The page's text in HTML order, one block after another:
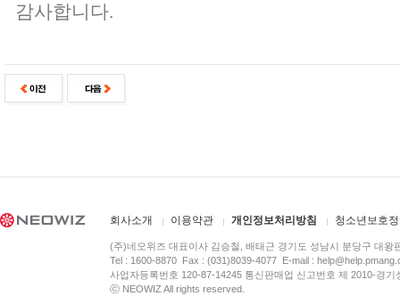
감사합니다.
회사소개 이용약관 개인정보처리방침 청소년보호
(주)네오위즈 대표이사 김승철, 배태근 경기도 성남시 분당구 대왕
Tel : 1600-8870 Fax : (031)8039-4077 E-mail :
사업자등록번호 120-87-14245 통신판매업 신고번호 제 2010-경
ⓒ NEOWIZ All rights reserved.